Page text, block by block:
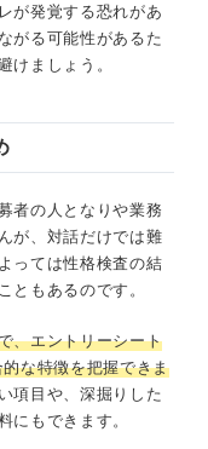
が発覚する恐れがあ
がる可能性があるた
けましょう。
者の人となりや業務
が、対話だけでは難
っては性格検査の結
ともあるのです。
、エントリーシート
な特徴を把握できま
項目や、深掘りした
にもできます。